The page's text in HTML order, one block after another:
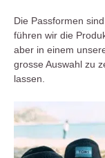
Die Passformen
führen wir die
aber in einem
grosse Auswahl zu
lassen.